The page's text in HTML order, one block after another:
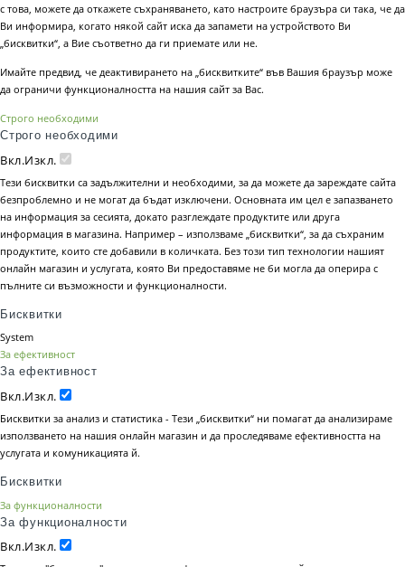
с това, можете да откажете съхраняването, като настроите браузъра си така, че да
Ви информира, когато някой сайт иска да запамети на устройството Ви
„бисквитки“, а Вие съответно да ги приемате или не.
Имайте предвид, че деактивирането на „бисквитките“ във Вашия браузър може
да ограничи функционалността на нашия сайт за Вас.
Строго необходими
Строго необходими
Вкл.Изкл.
Тези бисквитки са задължителни и необходими, за да можете да зареждате сайта
безпроблемно и не могат да бъдат изключени. Основната им цел е запазването
на информация за сесията, докато разглеждате продуктите или друга
информация в магазина. Например – използваме „бисквитки“, за да съхраним
продуктите, които сте добавили в количката. Без този тип технологии нашият
онлайн магазин и услугата, която Ви предоставяме не би могла да оперира с
пълните си възможности и функционалности.
Бисквитки
System
За ефективност
За ефективност
Вкл.Изкл.
Бисквитки за анализ и статистика - Тези „бисквитки“ ни помагат да анализираме
използването на нашия онлайн магазин и да проследяваме ефективността на
услугата и комуникацията й.
Бисквитки
За функционалности
За функционалности
Вкл.Изкл.